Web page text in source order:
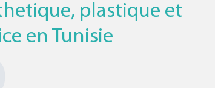
plastique et
en Tunisie